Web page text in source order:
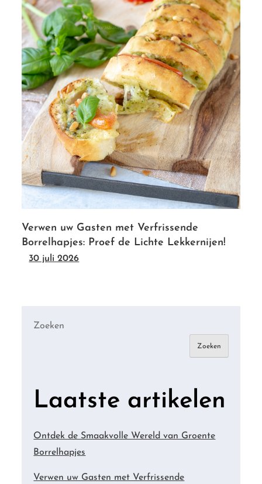
Verwen uw Gasten met Verfrissende
Borrelhapjes: Proef de Lichte Lekkernijen!
30 juli 2026
Zoeken
Zoeken
Laatste artikelen
Ontdek de Smaakvolle Wereld van Groente
Borrelhapjes
Verwen uw Gasten met Verfrissende